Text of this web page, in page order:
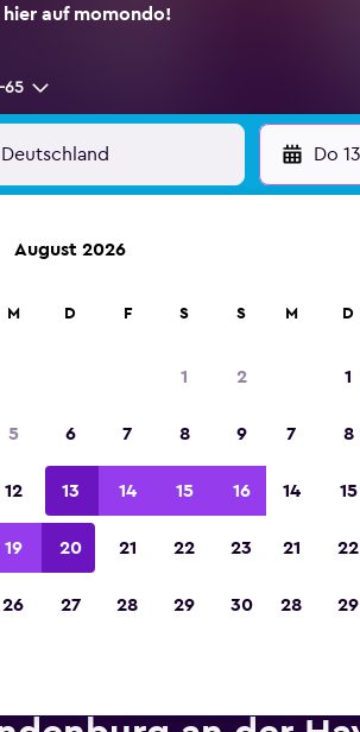
hier auf momondo!
65
Do
an über 70.000 Standorten mit
Sieger
August 2026
M D F S S
1 2
5 6 7 8 9
12 13 14 15 16
19 20 21 22 23
26 27 28 29 30
M D
1
7 8
14 15
21 22
28 29